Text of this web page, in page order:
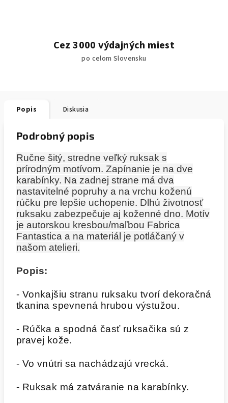
Cez 3000 výdajných miest
po celom Slovensku
Popis Diskusia
Podrobný popis
Ručne šitý, stredne veľký ruksak s
prírodným motívom. Zapínanie je na dve
karabínky. Na zadnej strane má dva
nastavitelné popruhy a na vrchu koženú
rúčku pre lepšie uchopenie. Dlhú životnosť
ruksaku zabezpečuje aj koženné dno. Motív
je autorskou kresbou/maľbou Fabrica
Fantastica a na materiál je potláčaný v
našom atelieri.
Popis:
- Vonkajšiu stranu ruksaku tvorí dekoračná
tkanina spevnená hrubou výstužou.
- Rúčka a spodná časť ruksačika sú z
pravej kože.
- Vo vnútri sa nachádzajú vrecká.
- Ruksak má zatváranie na karabínky.